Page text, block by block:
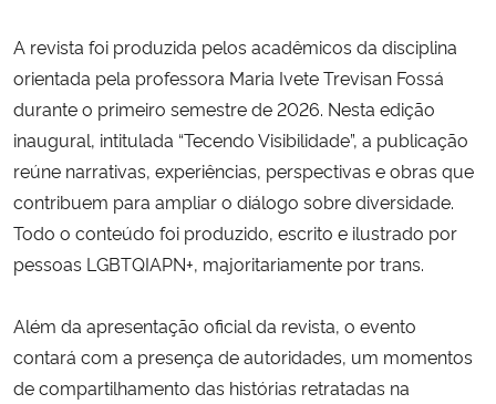
A revista foi produzida pelos acadêmicos da disciplina
orientada pela professora Maria Ivete Trevisan Fossá
durante o primeiro semestre de 2026. Nesta edição
inaugural, intitulada “Tecendo Visibilidade”, a publicação
reúne narrativas, experiências, perspectivas e obras que
contribuem para ampliar o diálogo sobre diversidade.
Todo o conteúdo foi produzido, escrito e ilustrado por
pessoas LGBTQIAPN+, majoritariamente por trans.
Além da apresentação oficial da revista, o evento
contará com a presença de autoridades, um momentos
de compartilhamento das histórias retratadas na